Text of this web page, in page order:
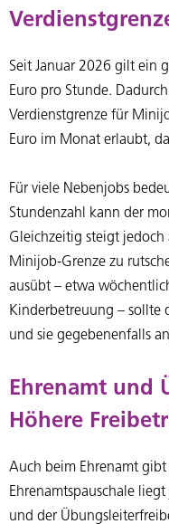
Seit Januar 2026 gilt ein
Euro pro Stunde.
Verdienstgrenze für
Euro im Monat erlaubt,
Für viele Nebenjobs
Stundenzahl kann der
Gleichzeitig steigt
Minijob-Grenze zu
ausübt – etwa
Kinderbetreuung – sollte
und sie gegebenenfalls
Ehrenamt und
Höhere
Auch beim Ehrenamt gibt
Ehrenamtspauschale
und der